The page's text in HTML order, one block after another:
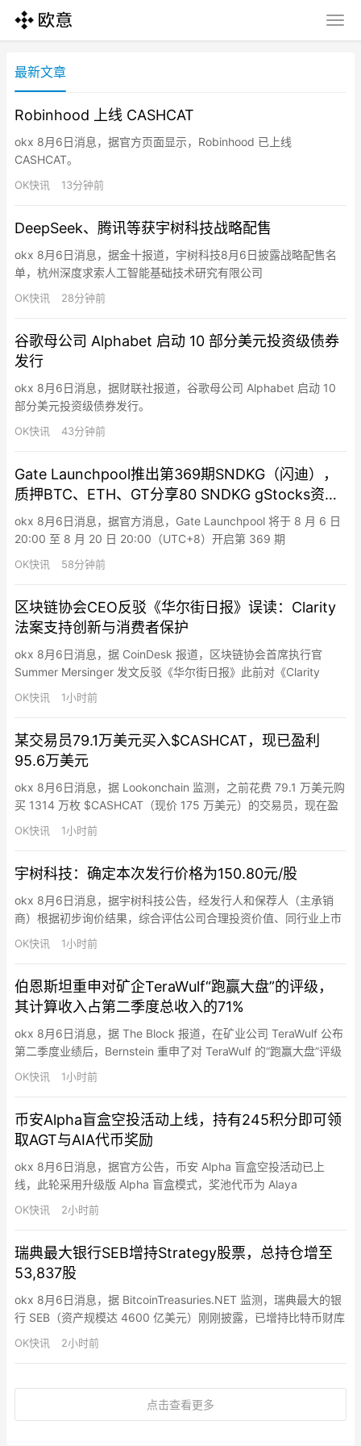
最新文章
Robinhood 上线 CASHCAT
okx 8月6日消息，据官方页面显示，Robinhood 已上线
CASHCAT。
OK快讯 13分钟前
DeepSeek、腾讯等获宇树科技战略配售
okx 8月6日消息，据金十报道，宇树科技8月6日披露战略配售名
单，杭州深度求索人工智能基础技术研究有限公司
（DeepSeek）、腾讯旗下上海启善投资有限公司作为“与发行人经
营业务具有战略合作关系或长期合作愿景的大型企业或其下属企业”
限公司、南方电网产融控股集团有限公司、天翼资本控股有限公
司。
OK快讯 28分钟前
谷歌母公司 Alphabet 启动 10 部分美元投资级债券
发行
okx 8月6日消息，据财联社报道，谷歌母公司 Alphabet 启动 10
部分美元投资级债券发行。
OK快讯 43分钟前
Gate Launchpool推出第369期SNDKG（闪迪），
质押BTC、ETH、GT分享80 SNDKG gStocks资产
空投
okx 8月6日消息，据官方消息，Gate Launchpool 将于 8 月 6 日
20:00 至 8 月 20 日 20:00（UTC+8）开启第 369 期
Launchpool 活动。用户质押 BTC、ETH 或 GT 即可免费分享 80
SNDKG gStocks 资产空投。其中，BTC 池与 ETH 池各提供 35
OK快讯 58分钟前
区块链协会CEO反驳《华尔街日报》误读：Clarity
法案支持创新与消费者保护
okx 8月6日消息，据 CoinDesk 报道，区块链协会首席执行官
Summer Mersinger 发文反驳《华尔街日报》此前对《Clarity
Act》的解读有误，该法案其实是支持创新、竞争和消费者保护
的。Mersinger 指出，法案明确禁止“仅仅持有稳定币就支付利息”
（类似信用卡积分），这并…
OK快讯 1小时前
某交易员79.1万美元买入$CASHCAT，现已盈利
95.6万美元
okx 8月6日消息，据 Lookonchain 监测，之前花费 79.1 万美元购
买 1314 万枚 $CASHCAT（现价 175 万美元）的交易员，现在盈
利 95.6 万美元。另一位交易员也在 12 小时前花费 519 ETH（约
合 98.5 万美元）购买了 996 万枚 $CASHCAT。
OK快讯 1小时前
宇树科技：确定本次发行价格为150.80元/股
okx 8月6日消息，据宇树科技公告，经发行人和保荐人（主承销
商）根据初步询价结果，综合评估公司合理投资价值、同行业上市
公司估值水平、所属行业二级市场估值水平等方面，充分考虑网下
投资者有效申购倍数、市场情况、募集资金需求及承销风险等因
计投标询价。投资者请按此价格在2026年8月10日（T日）进行…
OK快讯 1小时前
伯恩斯坦重申对矿企TeraWulf“跑赢大盘”的评级，
其计算收入占第二季度总收入的71%
okx 8月6日消息，据 The Block 报道，在矿业公司 TeraWulf 公布
第二季度业绩后，Bernstein 重申了对 TeraWulf 的“跑赢大盘”评级
和 36 美元的目标价。该季度业绩显示，其高性能计算收入达到
3200 万美元，占总收入的 71%。这或许是迄今为止最清晰的证
效。
OK快讯 1小时前
币安Alpha盲盒空投活动上线，持有245积分即可领
取AGT与AIA代币奖励
okx 8月6日消息，据官方公告，币安 Alpha 盲盒空投活动已上
线，此轮采用升级版 Alpha 盲盒模式，奖池代币为 Alaya
Governance Token（AGT）与 DeAgentAI（AIA）。持有至少
245 个币安 Alpha 积分的用户可在 Alpha 活动页面领取一次代币
至…
OK快讯 2小时前
瑞典最大银行SEB增持Strategy股票，总持仓增至
53,837股
okx 8月6日消息，据 BitcoinTreasuries.NET 监测，瑞典最大的银
行 SEB（资产规模达 4600 亿美元）刚刚披露，已增持比特币财库
公司 Strategy（股票代码：MSTR）1% 的股份，使其持股总数达
到 53,837 股（价值 528 万美元）。
OK快讯 2小时前
点击查看更多